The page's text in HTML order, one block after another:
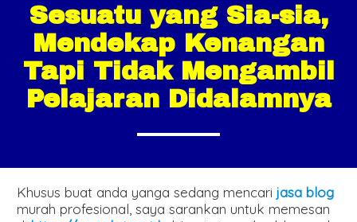
Sesuatu yang Sia-sia,
Mendekap Kenangan
Tapi Tidak Mengambil
Pelajaran Didalamnya
Khusus buat anda yanga sedang mencarijasa blog
murah profesional, saya sarankan untuk memesan